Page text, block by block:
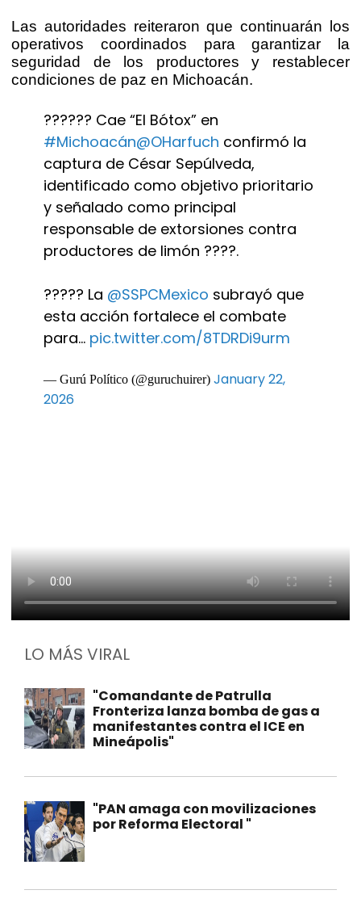
Las autoridades reiteraron que continuarán los
operativos coordinados para garantizar la
seguridad de los productores y restablecer
condiciones de paz en Michoacán.
?????? Cae “El Bótox” en
#Michoacán@OHarfuch confirmó la
captura de César Sepúlveda,
identificado como objetivo prioritario
y señalado como principal
responsable de extorsiones contra
productores de limón ????.
????? La @SSPCMexico subrayó que
esta acción fortalece el combate
para… pic.twitter.com/8TDRDi9urm
— Gurú Político (@guruchuirer) January 22,
2026
LO MÁS VIRAL
"Comandante de Patrulla
Fronteriza lanza bomba de gas a
manifestantes contra el ICE en
Mineápolis"
"PAN amaga con movilizaciones
por Reforma Electoral "